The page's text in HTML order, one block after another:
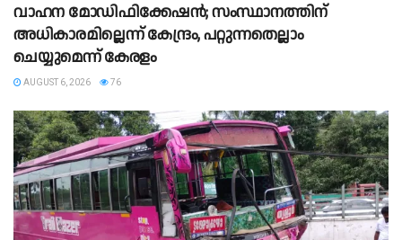
വാഹന മോഡിഫിക്കേഷൻ; സംസ്ഥാനത്തിന്
അധികാരമില്ലെന്ന് കേന്ദ്രം, പറ്റുന്നതെല്ലാം
ചെയ്യുമെന്ന് കേരളം
AUGUST 6, 2026 76